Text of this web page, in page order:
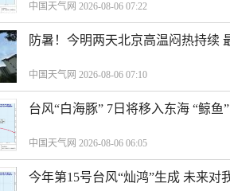
中国天气网 2026-08-06 07:22
防暑！今明两天北京高温闷热持续
中国天气网 2026-08-06 07:10
台风“白海豚” 7日将移入东海 “鲸
中国天气网 2026-08-06 06:05
今年第15号台风“灿鸿”生成 未来对